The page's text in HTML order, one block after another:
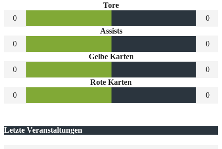
Tore
0
0
Assists
0
0
Gelbe Karten
0
0
Rote Karten
0
0
Letzte Veranstaltungen